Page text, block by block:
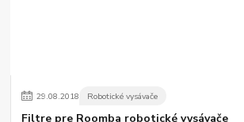
29.08.2018 Robotické vysávače
Filtre pre Roomba robotické vysávače